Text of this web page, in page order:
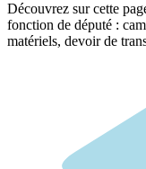
Découvrez sur cette
fonction de député :
matériels, devoir de